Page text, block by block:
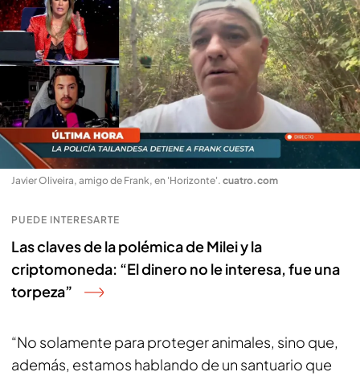
Javier Oliveira, amigo de Frank, en 'Horizonte'. cuatro.com
PUEDE INTERESARTE
Las claves de la polémica de Milei y la
criptomoneda: “El dinero no le interesa, fue una
torpeza”
“No solamente para proteger animales, sino que,
además, estamos hablando de un santuario que